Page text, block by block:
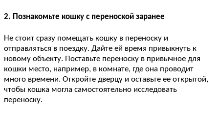
2. Познакомьте кошку с переноской заранее
Не стоит сразу помещать кошку в переноску и
отправляться в поездку. Дайте ей время привыкнуть к
новому объекту. Поставьте переноску в привычное для
кошки место, например, в комнате, где она проводит
много времени. Откройте дверцу и оставьте ее открытой,
чтобы кошка могла самостоятельно исследовать
переноску.